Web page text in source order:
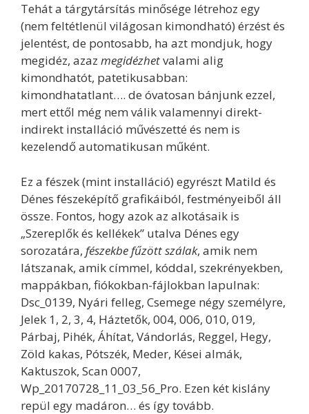
Tehát a tárgytársítás minősége létrehoz egy
(nem feltétlenül világosan kimondható) érzést és
jelentést, de pontosabb, ha azt mondjuk, hogy
megidéz, azaz megidézhetvalami alig
kimondhatót, patetikusabban:
kimondhatatlant…. de óvatosan bánjunk ezzel,
mert ettől még nem válik valamennyi direkt-
indirekt installáció művészetté és nem is
kezelendő automatikusan műként.
Ez a fészek (mint installáció) egyrészt Matild és
Dénes fészeképítő grafikáiból, festményeiből áll
össze. Fontos, hogy azok az alkotásaik is
„Szereplők és kellékek” utalva Dénes egy
sorozatára, fészekbe fűzött szálak, amik nem
látszanak, amik címmel, kóddal, szekrényekben,
mappákban, fiókokban-fájlokban lapulnak:
Dsc_0139, Nyári felleg, Csemege négy személyre,
Jelek 1, 2, 3, 4, Háztetők, 004, 006, 010, 019,
Párbaj, Pihék, Áhítat, Vándorlás, Reggel, Hegy,
Zöld kakas, Pótszék, Meder, Kései almák,
Kaktuszok, Scan 0007,
Wp_20170728_11_03_56_Pro. Ezen két kislány
repül egy madáron… és így tovább.